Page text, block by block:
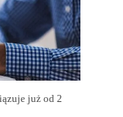
już od 2